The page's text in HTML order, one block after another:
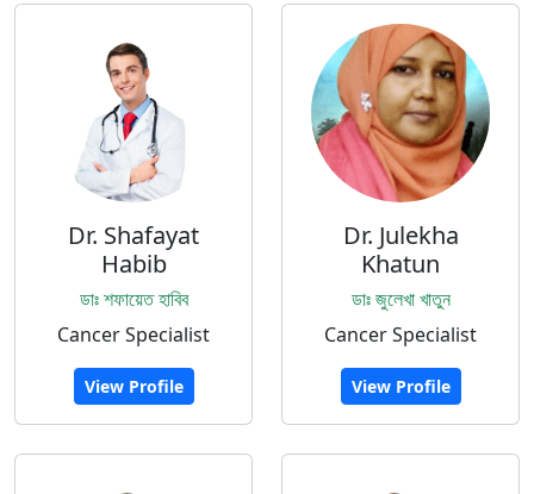
Dr. Shafayat
Habib
ডাঃ শফায়েত হাবিব
Cancer Specialist
View Profile
Dr. Julekha
Khatun
ডাঃ জুলেখা খাতুন
Cancer Specialist
View Profile